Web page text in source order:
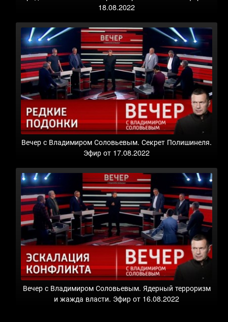
18.08.2022
Вечер с Владимиром Соловьевым. Секрет Полишинеля.
Эфир от 17.08.2022
Вечер с Владимиром Соловьевым. Ядерный терроризм
и жажда власти. Эфир от 16.08.2022